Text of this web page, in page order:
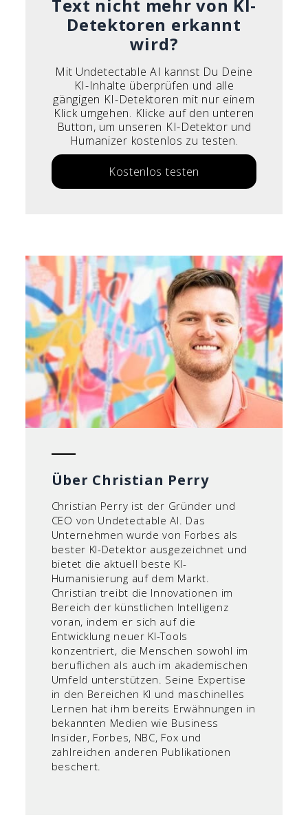
Text nicht mehr von KI-
Detektoren erkannt
wird?
Mit Undetectable AI kannst Du Deine
KI-Inhalte überprüfen und alle
gängigen KI-Detektoren mit nur einem
Klick umgehen. Klicke auf den unteren
Button, um unseren KI-Detektor und
Humanizer kostenlos zu testen.
Kostenlos testen
Über Christian Perry
Christian Perry ist der Gründer und
CEO von Undetectable AI. Das
Unternehmen wurde von Forbes als
bester KI-Detektor ausgezeichnet und
bietet die aktuell beste KI-
Humanisierung auf dem Markt.
Christian treibt die Innovationen im
Bereich der künstlichen Intelligenz
voran, indem er sich auf die
Entwicklung neuer KI-Tools
konzentriert, die Menschen sowohl im
beruflichen als auch im akademischen
Umfeld unterstützen. Seine Expertise
in den Bereichen KI und maschinelles
Lernen hat ihm bereits Erwähnungen in
bekannten Medien wie Business
Insider, Forbes, NBC, Fox und
zahlreichen anderen Publikationen
beschert.